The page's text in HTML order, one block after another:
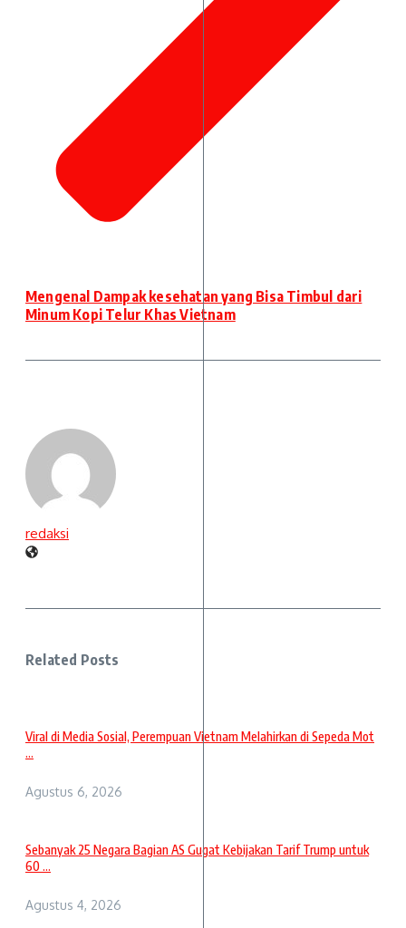
Mengenal Dampak kesehatan yang Bisa Timbul dari
Minum Kopi Telur Khas Vietnam
redaksi
Related Posts
Viral di Media Sosial, Perempuan Vietnam Melahirkan di Sepeda Mot
...
Agustus 6, 2026
Sebanyak 25 Negara Bagian AS Gugat Kebijakan Tarif Trump untuk
60 ...
Agustus 4, 2026